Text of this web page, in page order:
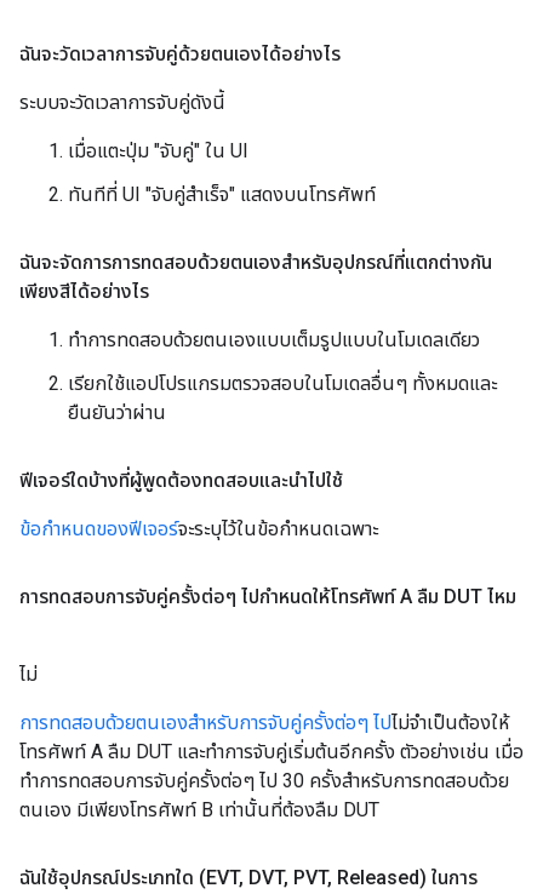
ฉันจะวัดเวลาการจับคู่ด้วยตนเองได้อย่างไร
ระบบจะวัดเวลาการจับคู่ดังนี้
เมื่อแตะปุ่ม "จับคู่" ใน UI
ทันทีที่ UI "จับคู่สำเร็จ" แสดงบนโทรศัพท์
ฉันจะจัดการการทดสอบด้วยตนเองสำหรับอุปกรณ์ที่แตกต่างกัน
เพียงสีได้อย่างไร
ทำการทดสอบด้วยตนเองแบบเต็มรูปแบบในโมเดลเดียว
เรียกใช้แอปโปรแกรมตรวจสอบในโมเดลอื่นๆ ทั้งหมดและ
ยืนยันว่าผ่าน
ฟีเจอร์ใดบ้างที่ผู้พูดต้องทดสอบและนำไปใช้
ข้อกำหนดของฟีเจอร์จะระบุไว้ในข้อกำหนดเฉพาะ
การทดสอบการจับคู่ครั้งต่อๆ ไปกำหนดให้โทรศัพท์ A ลืม DUT ไหม
ไม่
การทดสอบด้วยตนเองสำหรับการจับคู่ครั้งต่อๆ ไปไม่จำเป็นต้องให้
โทรศัพท์ A ลืม DUT และทำการจับคู่เริ่มต้นอีกครั้ง ตัวอย่างเช่น เมื่อ
ทำการทดสอบการจับคู่ครั้งต่อๆ ไป 30 ครั้งสำหรับการทดสอบด้วย
ตนเอง มีเพียงโทรศัพท์ B เท่านั้นที่ต้องลืม DUT
ฉันใช้อุปกรณ์ประเภทใด (EVT, DVT, PVT, Released) ในการ